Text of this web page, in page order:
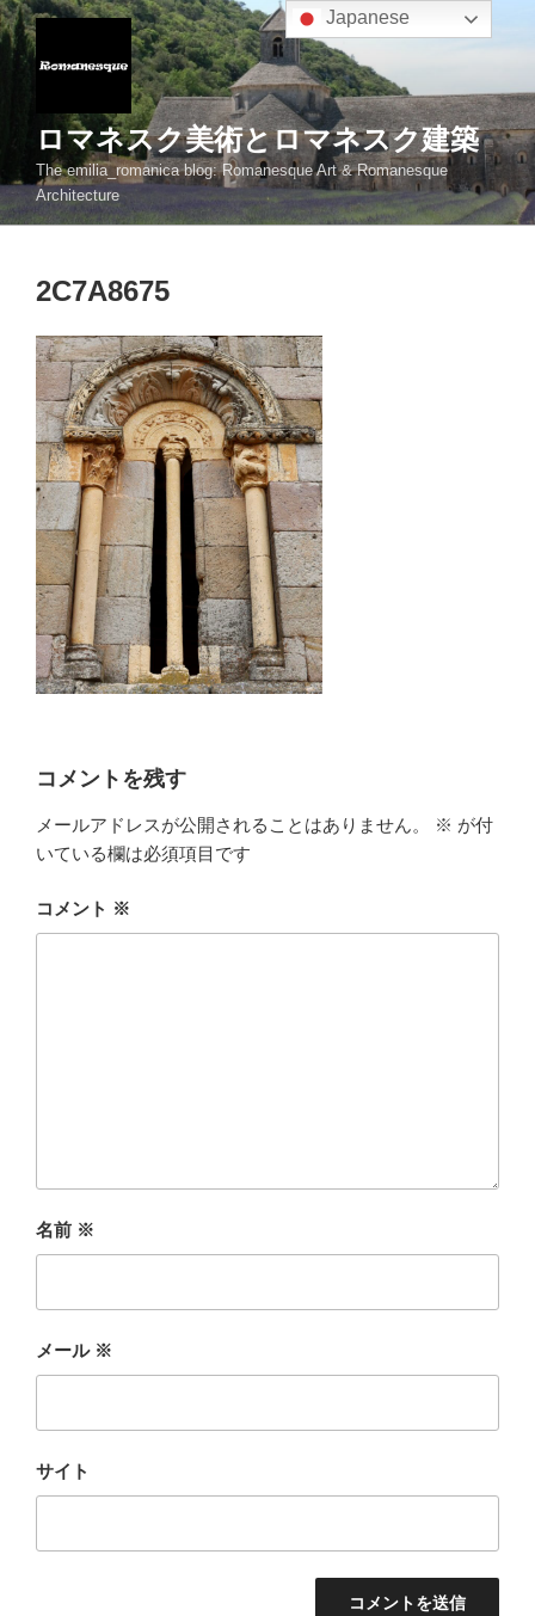
コ
ン
ス
キ
ロマネスク美術とロマネスク建築
The emilia_romanica blog: Romanesque Art & Romanesque
Architecture
2C7A8675
コメントを残す
メールアドレスが公開されることはありません。 ※ が付
いている欄は必須項目です
コメント ※
名前 ※
メール ※
サイト
Japanese